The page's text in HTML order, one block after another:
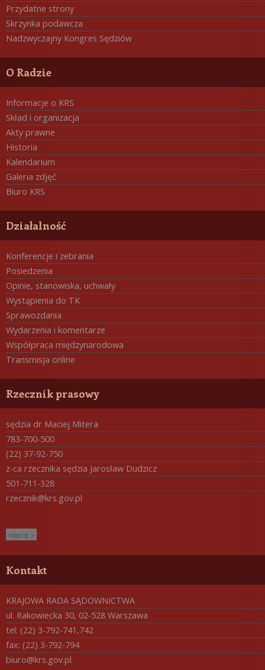
Przydatne strony
Skrzynka podawcza
Nadzwyczajny Kongres Sędziów
O Radzie
Informacje o KRS
Skład i organizacja
Akty prawne
Historia
Kalendarium
Galeria zdjęć
Biuro KRS
Działalność
Konferencje i zebrania
Posiedzenia
Opinie, stanowiska, uchwały
Wystąpienia do TK
Sprawozdania
Wydarzenia i komentarze
Współpraca międzynarodowa
Transmisja online
Rzecznik prasowy
sędzia dr Maciej Mitera
783-700-500
(22) 37-92-750
z-ca rzecznika sędzia Jarosław Dudzicz
501-711-328
rzecznik@krs.gov.pl
więcej >
Kontakt
KRAJOWA RADA SĄDOWNICTWA
ul. Rakowiecka 30, 02-528 Warszawa
tel: (22) 3-792-741,742
fax: (22) 3-792-794
biuro@krs.gov.pl